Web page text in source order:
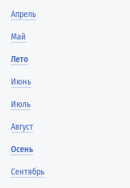
Апрель
Май
Лето
Июнь
Июль
Август
Осень
Сентябрь